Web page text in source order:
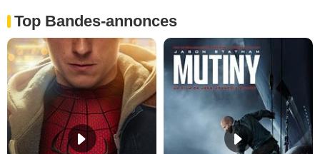
Top Bandes-annonces